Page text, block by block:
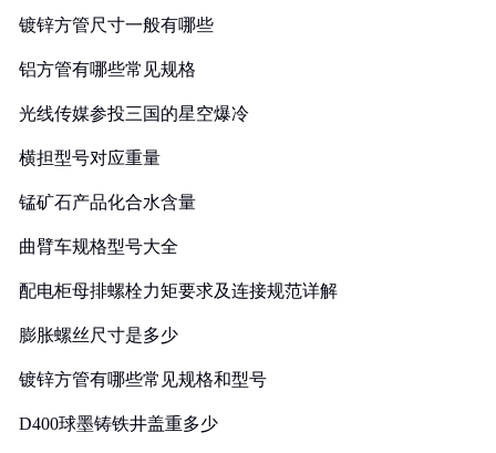
镀锌方管尺寸一般有哪些
铝方管有哪些常见规格
光线传媒参投三国的星空爆冷
横担型号对应重量
锰矿石产品化合水含量
曲臂车规格型号大全
配电柜母排螺栓力矩要求及连接规范详解
膨胀螺丝尺寸是多少
镀锌方管有哪些常见规格和型号
D400球墨铸铁井盖重多少